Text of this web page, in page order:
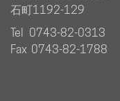
石町1192-129
Tel 0743-82-0313
Fax 0743-82-1788